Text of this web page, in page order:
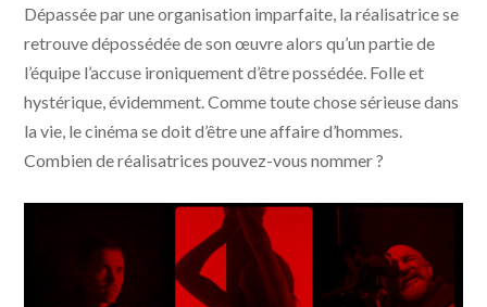
Dépassée par une organisation imparfaite, la réalisatrice se
retrouve dépossédée de son œuvre alors qu’un partie de
l’équipe l’accuse ironiquement d’être possédée. Folle et
hystérique, évidemment. Comme toute chose sérieuse dans
la vie, le cinéma se doit d’être une affaire d’hommes.
Combien de réalisatrices pouvez-vous nommer ?